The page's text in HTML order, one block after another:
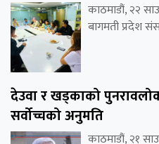
काठमाडौं, २२ साउन
बागमती प्रदेश
देउवा र खड्काको
सर्वोच्चको अनुमति
काठमाडौं, २१